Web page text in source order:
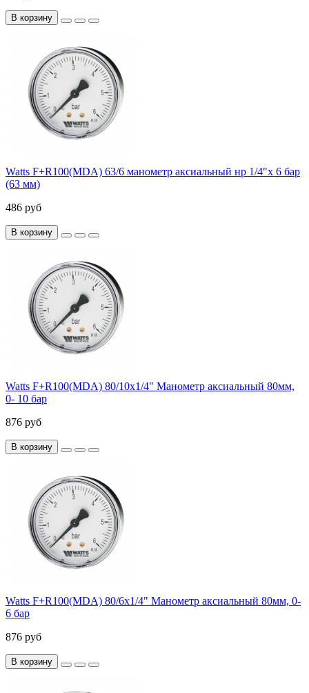
В корзину
Watts F+R100(MDA) 63/6 манометр аксиальный нр 1/4"х 6 бар
(63 мм)
486 руб
В корзину
Watts F+R100(MDA) 80/10x1/4" Манометр аксиальный 80мм,
0- 10 бар
876 руб
В корзину
Watts F+R100(MDA) 80/6x1/4" Манометр аксиальный 80мм, 0-
6 бар
876 руб
В корзину